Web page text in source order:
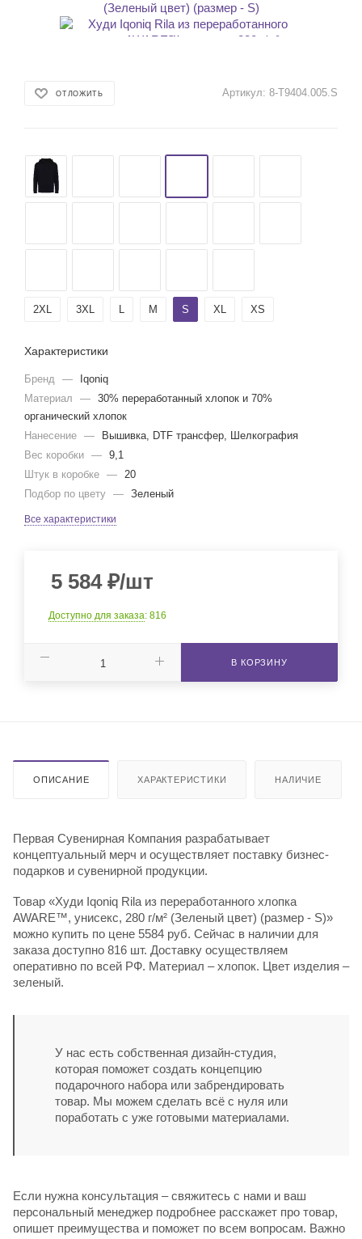
ОТЛОЖИТЬ Артикул: 8-T9404.005.S
2XL 3XL L M S XL XS
Характеристики
Бренд —
Iqoniq
Материал
— 30% переработанный хлопок и 70%
органический хлопок
Нанесение —
Вышивка, DTF трансфер, Шелкография
Вес коробки — 9,1
Штук в коробке — 20
Подбор по цвету — Зеленый
Все характеристики
5 584₽/шт
Доступно для заказа: 816
В КОРЗИНУ
ОПИСАНИЕ ХАРАКТЕРИСТИКИ НАЛИЧИЕ
Первая Сувенирная Компания разрабатывает
концептуальный мерч и осуществляет поставку бизнес-
подарков и сувенирной продукции.
Товар «Худи Iqoniq Rila из переработанного хлопка
AWARE™, унисекс, 280 г/м² (Зеленый цвет) (размер - S)»
можно купить по цене 5584 руб. Сейчас в наличии для
заказа доступно 816 шт. Доставку осуществляем
оперативно по всей РФ. Материал – хлопок. Цвет изделия –
зеленый.
У нас есть собственная дизайн-студия,
которая поможет создать концепцию
подарочного набора или забрендировать
товар. Мы можем сделать всё с нуля или
поработать с уже готовыми материалами.
Если нужна консультация – свяжитесь с нами и ваш
персональный менеджер подробнее расскажет про товар,
опишет преимущества и поможет по всем вопросам. Важно